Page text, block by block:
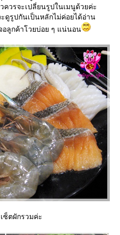
ควรจะเปลี่ยนรูปในเมนูด้วยค่ะ
ะดูรูปกันเป็นหลักไม่ค่อยได้อ่าน
อลูกค้าโวยบ่อย ๆ แน่นอน
ซ็ตผักรวมค่ะ